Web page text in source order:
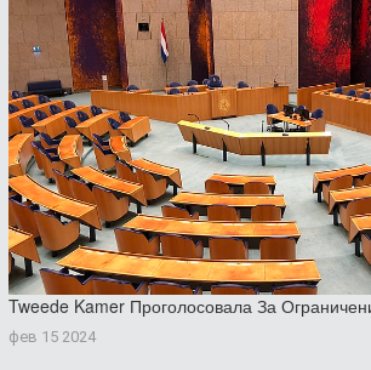
Tweede Kamer Проголосовала За
фев 15 2024